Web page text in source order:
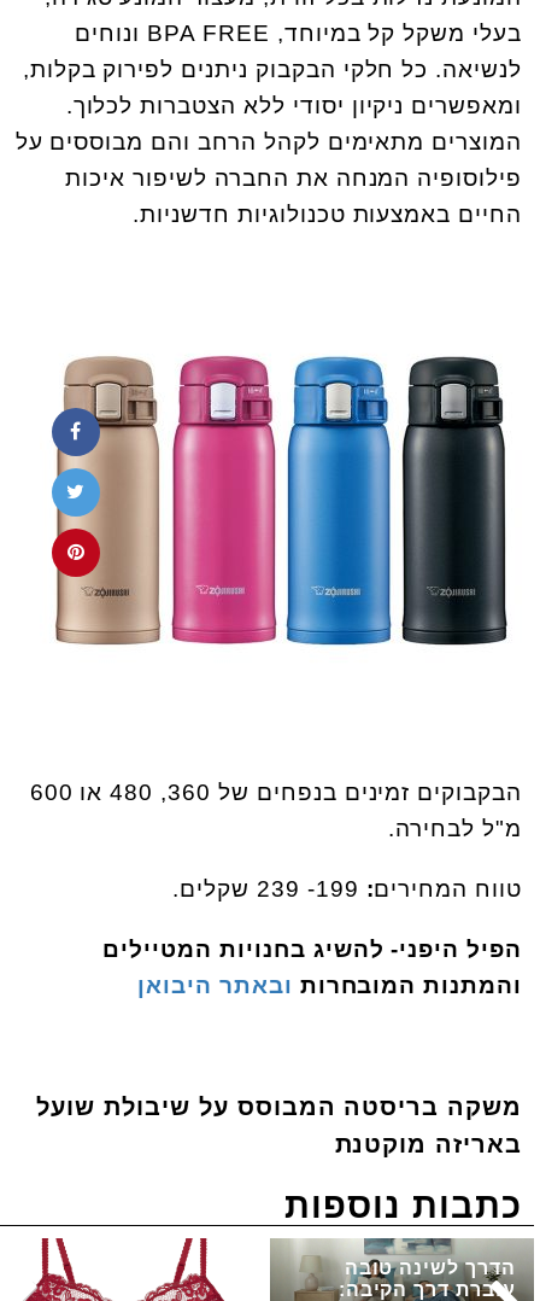
בעלי משקל קל במיוחד, BPA FREE ונוחים
לנשיאה. כל חלקי הבקבוק ניתנים לפירוק בקלות,
ומאפשרים ניקיון יסודי ללא הצטברות לכלוך.
המוצרים מתאימים לקהל הרחב והם מבוססים על
פילוסופיה המנחה את החברה לשיפור איכות
החיים באמצעות טכנולוגיות חדשניות.
הבקבוקים זמינים בנפחים של 360, 480 או 600
מ"ל לבחירה.
טווח המחירים:
הפיל היפני- להשיג בחנויות המטיילים
והמתנות המובחרות ובאתר היבואן
משקה בריסטה המבוסס על שיבולת שועל
באריזה מוקטנת
כתבות נוספות
הדרך לשינה טובה
עוברת דרך הקיבה: